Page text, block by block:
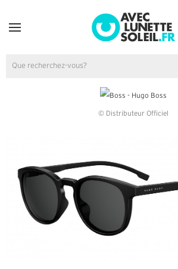
© Distributeur Officiel